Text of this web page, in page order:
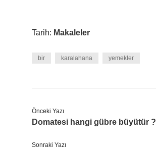
Tarih: Makaleler
bir karalahana yemekler
Önceki Yazı
Domatesi hangi gübre büyütür ?
Sonraki Yazı